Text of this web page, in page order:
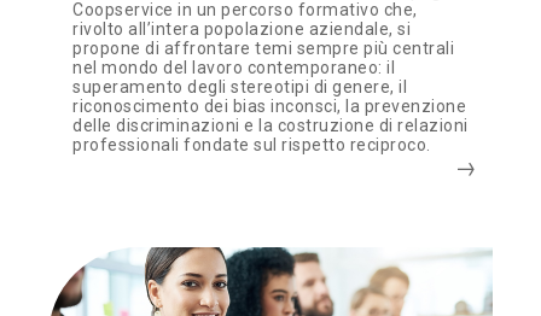
Coopservice in un percorso formativo che,
rivolto all’intera popolazione aziendale, si
propone di affrontare temi sempre più centrali
nel mondo del lavoro contemporaneo: il
superamento degli stereotipi di genere, il
riconoscimento dei bias inconsci, la prevenzione
delle discriminazioni e la costruzione di relazioni
professionali fondate sul rispetto reciproco.